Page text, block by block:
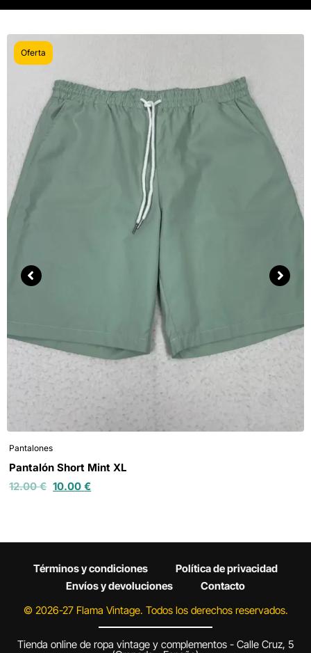
Oferta
Pantalones
Pantalón Short Mint XL
12.00€ 10.00€
Términos y condiciones
Política de privacidad
Envíos y devoluciones
Contacto
© 2026-27 Flama Vintage. Todos los derechos reservados.
Tienda online de ropa vintage y complementos - Calle Cruz, 5